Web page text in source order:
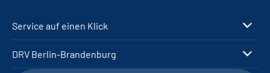
Service auf einen Klick
DRV Berlin-Brandenburg